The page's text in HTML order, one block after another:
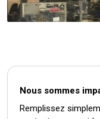
Nous sommes
Remplissez